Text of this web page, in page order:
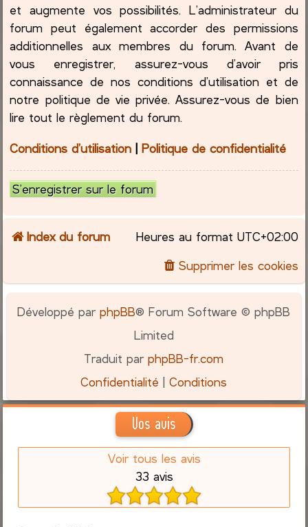
et augmente vos possibilités. L’administrateur du
forum peut également accorder des permissions
additionnelles aux membres du forum. Avant de
vous enregistrer, assurez-vous d’avoir pris
connaissance de nos conditions d’utilisation et de
notre politique de vie privée. Assurez-vous de bien
lire tout le règlement du forum.
Conditions d’utilisation |Politique de confidentialité
S’enregistrer sur le forum
Index du forum Heures au format UTC+02:00
Supprimer les cookies
Développé parphpBB® Forum Software © phpBB
Limited
Traduit parphpBB-fr.com
Confidentialité |Conditions
Vos avis
Voir tous les avis
33 avis